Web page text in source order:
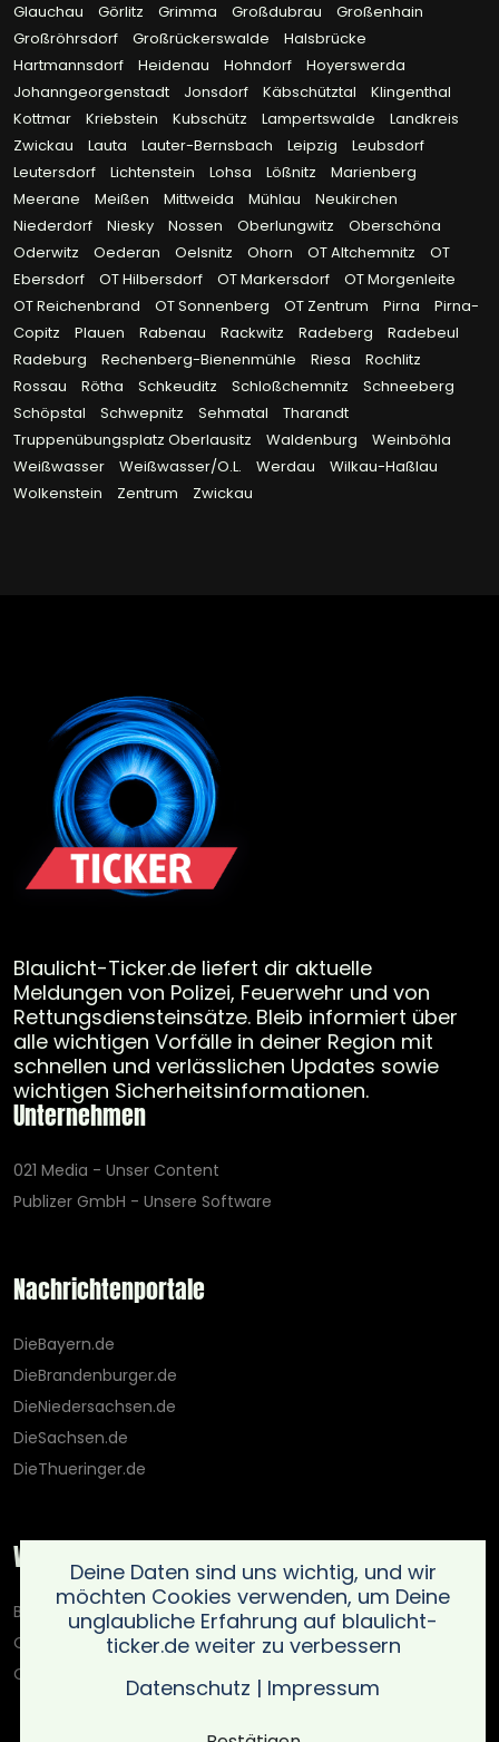
Glauchau
Görlitz Grimma Großdubrau
Großenhain
Großröhrsdorf
Großrückerswalde
Halsbrücke
Hartmannsdorf
Heidenau Hohndorf
Hoyerswerda
Johanngeorgenstadt
Jonsdorf Käbschütztal
Klingenthal
Kottmar
Kriebstein Kubschütz Lampertswalde
Landkreis
Zwickau
Lauta Lauter-Bernsbach Leipzig
Leubsdorf
Leutersdorf
Lichtenstein Lohsa Lößnitz
Marienberg
Meerane
Meißen Mittweida Mühlau
Neukirchen
Niederdorf
Niesky Nossen Oberlungwitz
Oberschöna
Oderwitz
Oederan Oelsnitz Ohorn OT Altchemnitz
OT
Ebersdorf
OT Hilbersdorf OT Markersdorf
OT Morgenleite
OT Reichenbrand
OT Sonnenberg OT Zentrum Pirna
Pirna-
Copitz
Plauen Rabenau Rackwitz Radeberg
Radebeul
Radeburg
Rechenberg-Bienenmühle Riesa
Rochlitz
Rossau
Rötha Schkeuditz Schloßchemnitz
Schneeberg
Schöpstal
Schwepnitz Sehmatal
Tharandt
Truppenübungsplatz Oberlausitz
Waldenburg
Weinböhla
Weißwasser
Weißwasser/O.L. Werdau
Wilkau-Haßlau
Wolkenstein
Zentrum Zwickau
Blaulicht-Ticker.de liefert dir aktuelle
Meldungen von Polizei, Feuerwehr und von
Rettungsdiensteinsätze. Bleib informiert über
alle wichtigen Vorfälle in deiner Region mit
schnellen und verlässlichen Updates sowie
wichtigen Sicherheitsinformationen.
Unternehmen
021 Media - Unser Content
Publizer GmbH - Unsere Software
Nachrichtenportale
DieBayern.de
DieBrandenburger.de
DieNiedersachsen.de
DieSachsen.de
DieThueringer.de
Weitere Portale
Blaulicht-Ticker.de
Oberlausitz.holiday
OnlinedatingKompass.de
Deine Daten sind uns wichtig, und wir
möchten Cookies verwenden, um Deine
unglaubliche Erfahrung auf blaulicht-
ticker.de weiter zu verbessern
Datenschutz | Impressum